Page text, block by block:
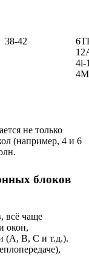
38-42
4i-
не только
(например, 4 и 6
блоков
всё чаще
окон,
(A, B, C и т.д.).